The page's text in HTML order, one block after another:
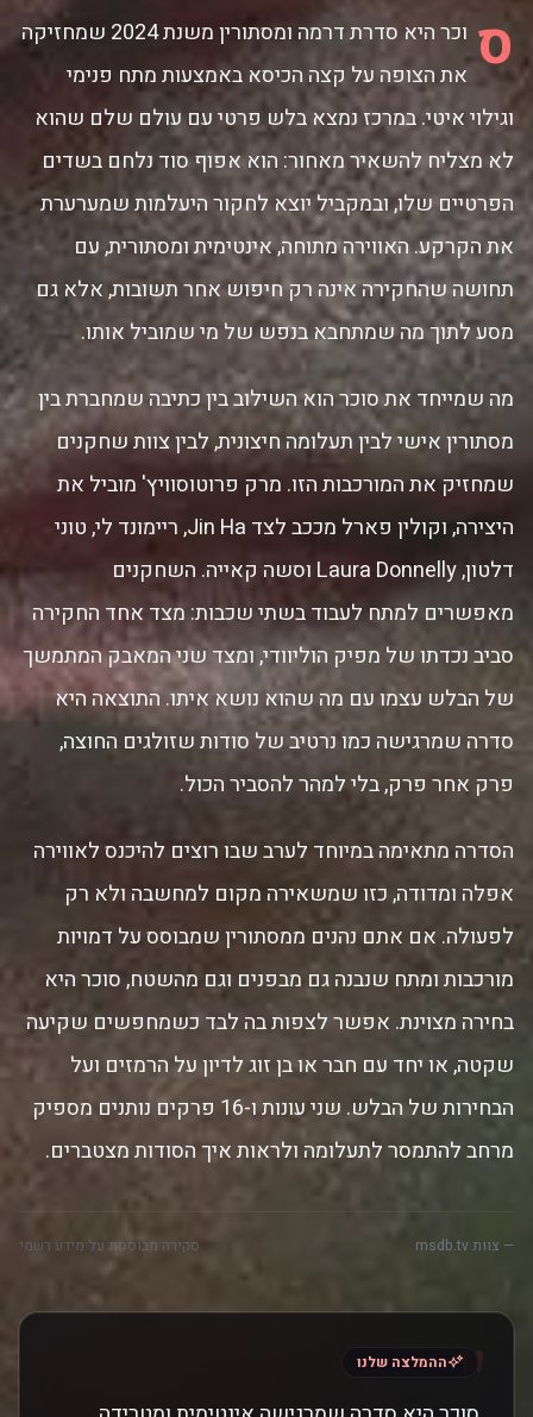
ס
וכר היא סדרת דרמה ומסתורין משנת 2024 שמחזיקה
את הצופה על קצה הכיסא באמצעות מתח פנימי
וגילוי איטי. במרכז נמצא בלש פרטי עם עולם שלם שהוא
לא מצליח להשאיר מאחור: הוא אפוף סוד נלחם בשדים
הפרטיים שלו, ובמקביל יוצא לחקור היעלמות שמערערת
את הקרקע. האווירה מתוחה, אינטימית ומסתורית, עם
תחושה שהחקירה אינה רק חיפוש אחר תשובות, אלא גם
מסע לתוך מה שמתחבא בנפש של מי שמוביל אותו.
מה שמייחד את סוכר הוא השילוב בין כתיבה שמחברת בין
מסתורין אישי לבין תעלומה חיצונית, לבין צוות שחקנים
שמחזיק את המורכבות הזו. מרק פרוטוסוויץ' מוביל את
היצירה, וקולין פארל מככב לצד Jin Ha, ריימונד לי, טוני
דלטון, Laura Donnelly וסשה קאייה. השחקנים
מאפשרים למתח לעבוד בשתי שכבות: מצד אחד החקירה
סביב נכדתו של מפיק הוליוודי, ומצד שני המאבק המתמשך
של הבלש עצמו עם מה שהוא נושא איתו. התוצאה היא
סדרה שמרגישה כמו נרטיב של סודות שזולגים החוצה,
פרק אחר פרק, בלי למהר להסביר הכול.
הסדרה מתאימה במיוחד לערב שבו רוצים להיכנס לאווירה
אפלה ומדודה, כזו שמשאירה מקום למחשבה ולא רק
לפעולה. אם אתם נהנים ממסתורין שמבוסס על דמויות
מורכבות ומתח שנבנה גם מבפנים וגם מהשטח, סוכר היא
בחירה מצוינת. אפשר לצפות בה לבד כשמחפשים שקיעה
שקטה, או יחד עם חבר או בן זוג לדיון על הרמזים ועל
הבחירות של הבלש. שני עונות ו-16 פרקים נותנים מספיק
מרחב להתמסר לתעלומה ולראות איך הסודות מצטברים.
— צוות msdb.tv סקירה מבוססת על מידע רשמי
" ההמלצה שלנו